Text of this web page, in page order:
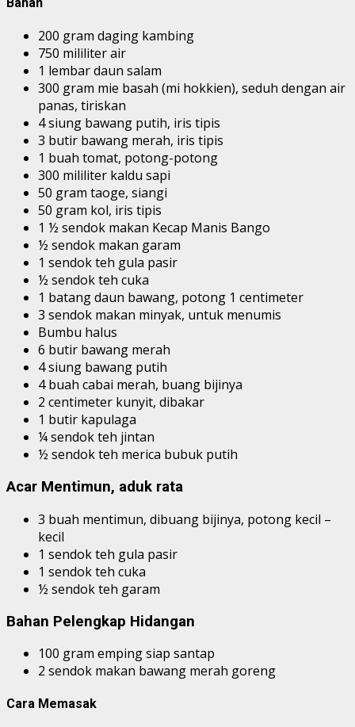
200 gram daging kambing
750 mililiter air
1 lembar daun salam
300 gram mie basah (mi hokkien), seduh dengan air
panas, tiriskan
4 siung bawang putih, iris tipis
3 butir bawang merah, iris tipis
1 buah tomat, potong-potong
300 mililiter kaldu sapi
50 gram taoge, siangi
50 gram kol, iris tipis
1 ½ sendok makan Kecap Manis Bango
½ sendok makan garam
1 sendok teh gula pasir
½ sendok teh cuka
1 batang daun bawang, potong 1 centimeter
3 sendok makan minyak, untuk menumis
Bumbu halus
6 butir bawang merah
4 siung bawang putih
4 buah cabai merah, buang bijinya
2 centimeter kunyit, dibakar
1 butir kapulaga
¼ sendok teh jintan
½ sendok teh merica bubuk putih
Acar Mentimun, aduk rata
3 buah mentimun, dibuang bijinya, potong kecil –
kecil
1 sendok teh gula pasir
1 sendok teh cuka
½ sendok teh garam
Bahan Pelengkap Hidangan
100 gram emping siap santap
2 sendok makan bawang merah goreng
Cara Memasak